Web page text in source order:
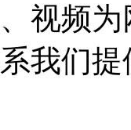
视频
我们